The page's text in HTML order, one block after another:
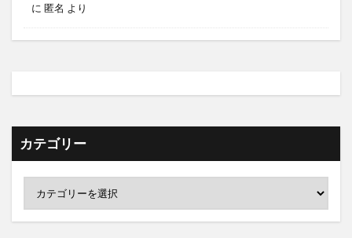
に 匿名 より
カテゴリー